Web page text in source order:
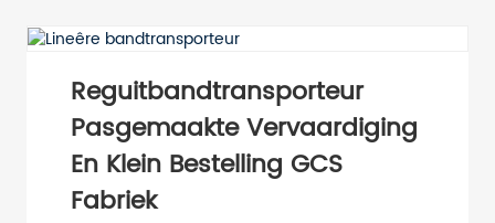
gebruik Elektroniese fabriek | Motoronderdele |
Daaglikse gebruiksgoedere Farmaseutiese
industrie | Voedselindustrie...
Reguitbandtransporteur
Pasgemaakte Vervaardiging
En Klein Bestelling GCS
Fabriek